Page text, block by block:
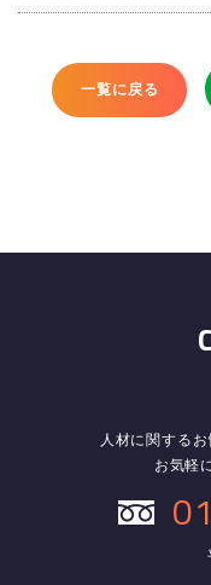
一覧に戻る
人材に関する
お気軽